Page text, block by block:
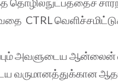
CTRL
அவளுடைய ஆன்லைன்
வருமானத்துக்கான